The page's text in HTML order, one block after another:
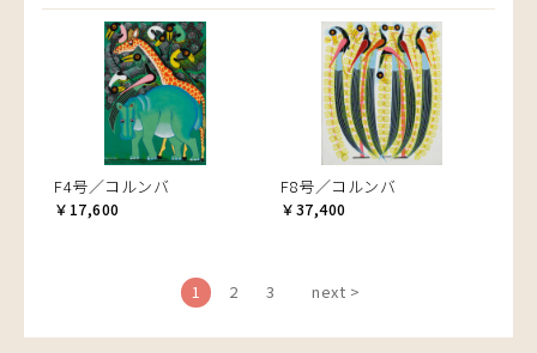
F4号／コルンバ
￥17,600
F8号／コルンバ
￥37,400
1 2 3 next >